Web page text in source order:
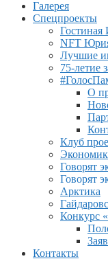
Галерея
Спецпроекты
NFT
Лучшие
75-летие
О
Клуб
Говорят
Говорят
Арктика
Конкурс
Контакты